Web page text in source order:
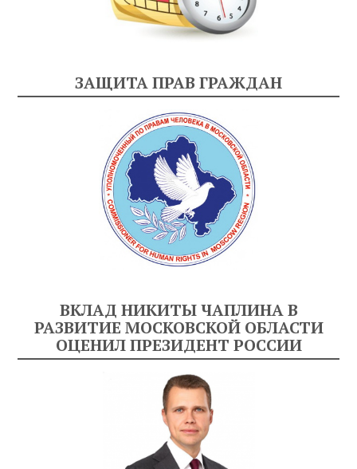
ЗАЩИТА ПРАВ ГРАЖДАН
ВКЛАД НИКИТЫ ЧАПЛИНА В
РАЗВИТИЕ МОСКОВСКОЙ ОБЛАСТИ
ОЦЕНИЛ ПРЕЗИДЕНТ РОССИИ